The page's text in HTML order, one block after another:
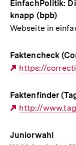
EinfachPolitik:
knapp (bpb)
Webseite in
Faktencheck
Externer
https://
Faktenfinder
Externer
http://
Juniorwahl